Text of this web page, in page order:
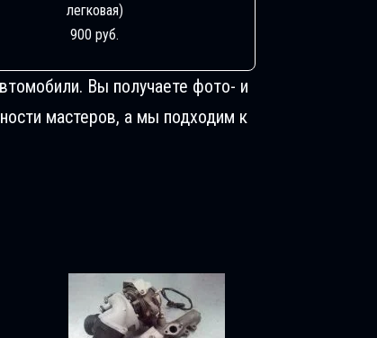
легковая)
900 руб.
Вы получаете фото- и
мастеров, а мы подходим к